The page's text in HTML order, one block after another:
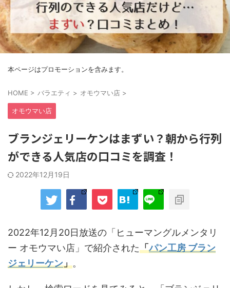
本ページはプロモーションを含みます。
HOME > バラエティ > オモウマい店 >
オモウマい店
ブランジェリーケンはまずい？朝から行列
ができる人気店の口コミを調査！
2022年12月19日
2022年12月20日放送の「ヒューマングルメンタリ
ー オモウマい店」で紹介された「パン工房 ブラン
ジェリーケン」。